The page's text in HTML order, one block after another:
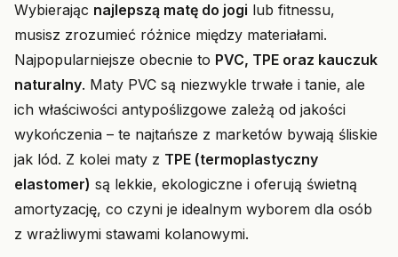
Wybierając najlepszą matę do jogi lub fitnessu,
musisz zrozumieć różnice między materiałami.
Najpopularniejsze obecnie to PVC, TPE oraz kauczuk
naturalny. Maty PVC są niezwykle trwałe i tanie, ale
ich właściwości antypoślizgowe zależą od jakości
wykończenia – te najtańsze z marketów bywają śliskie
jak lód. Z kolei maty z TPE (termoplastyczny
elastomer) są lekkie, ekologiczne i oferują świetną
amortyzację, co czyni je idealnym wyborem dla osób
z wrażliwymi stawami kolanowymi.